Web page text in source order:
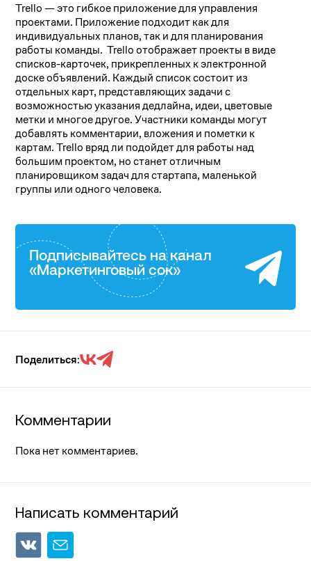
Trello — это гибкое приложение для управления
проектами. Приложение подходит как для
индивидуальных планов, так и для планирования
работы команды. Trello отображает проекты в виде
списков-карточек, прикрепленных к электронной
доске объявлений. Каждый список состоит из
отдельных карт, представляющих задачи с
возможностью указания дедлайна, идеи, цветовые
метки и многое другое. Участники команды могут
добавлять комментарии, вложения и пометки к
картам. Trello вряд ли подойдет для работы над
большим проектом, но станет отличным
планировщиком задач для стартапа, маленькой
группы или одного человека.
Подписывайтесь на канал
«Маркетинговый сок»
Поделиться:
Комментарии
Пока нет комментариев.
Написать комментарий